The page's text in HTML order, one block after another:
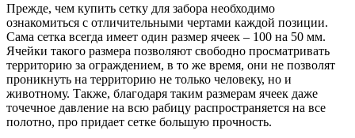
Прежде, чем купить сетку для забора необходимо
ознакомиться с отличительными чертами каждой позиции.
Сама сетка всегда имеет один размер ячеек – 100 на 50 мм.
Ячейки такого размера позволяют свободно просматривать
территорию за ограждением, в то же время, они не позволят
проникнуть на территорию не только человеку, но и
животному. Также, благодаря таким размерам ячеек даже
точечное давление на всю рабицу распространяется на все
полотно, про придает сетке большую прочность.